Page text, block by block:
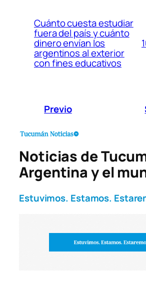
Cuánto cuesta estudiar
fuera del país y cuánto
dinero envían los
argentinos al exterior
con fines educativos
Previo
Noticias de
Argentina y el
Estuvimos. Estamos.